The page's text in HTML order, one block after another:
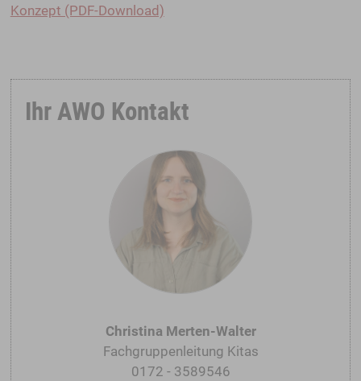
Konzept (PDF-Download)
Ihr AWO Kontakt
Christina Merten-Walter
Fachgruppenleitung Kitas
0172 - 3589546